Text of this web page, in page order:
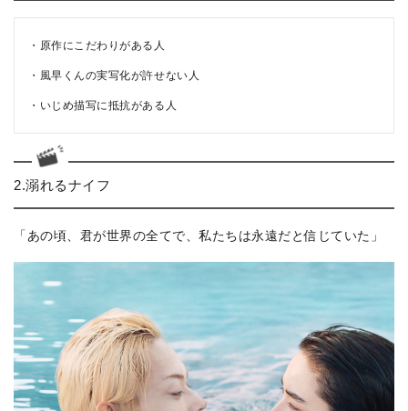
原作にこだわりがある人
風早くんの実写化が許せない人
いじめ描写に抵抗がある人
2.溺れるナイフ
「あの頃、君が世界の全てで、私たちは永遠だと信じていた」